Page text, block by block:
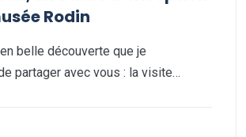
Rodin
belle découverte que je
partager avec vous : la visite…